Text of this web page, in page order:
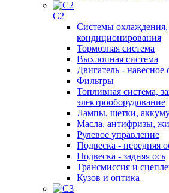
C2
Системы охлаждения,
кондиционирования
Тормозная система
Выхлопная система
Двигатель - навесное
Фильтры
Топливная система,
электрооборудование
Лампы, щетки,
Масла, антифризы,
Рулевое управление
Подвеска - передняя
Подвеска - задняя ось
Трансмиссия и
Кузов и оптика